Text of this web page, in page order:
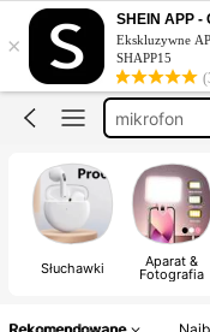
×
SHEIN APP -
Ekskluzywne
SHAPP15
słuchawki
aparat
mikrofon
klawiatura
słuchawki
Słuchawki Aparat &
Fotografia